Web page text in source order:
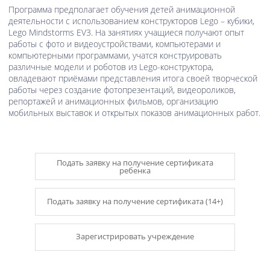
Программа предполагает обучения детей анимационной
деятельности с использованием конструкторов Lego – кубики,
Lego Mindstorms EV3. На занятиях учащиеся получают опыт
работы с фото и видеоустройствами, компьютерами и
компьютерными программами, учатся конструировать
различные модели и роботов из Lego-конструктора,
овладевают приёмами представления итога своей творческой
работы через создание фотопрезентаций, видеороликов,
репортажей и анимационных фильмов, организацию
мобильных выставок и открытых показов анимационных работ.
Подать заявку на получение сертификата
ребенка
Подать заявку на получение сертификата (14+)
Зарегистрировать учреждение